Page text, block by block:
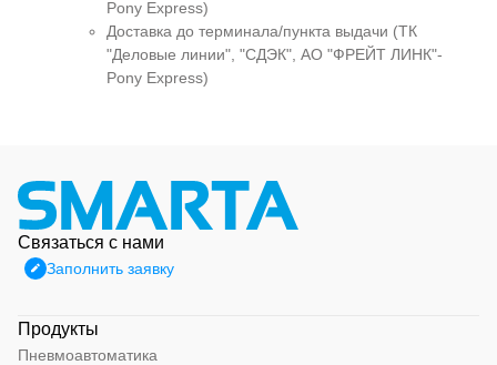
Pony Express)
Доставка до терминала/пункта выдачи (ТК
"Деловые линии", "СДЭК", АО "ФРЕЙТ ЛИНК"-
Pony Express)
Связаться с нами
Заполнить заявку
Продукты
Пневмоавтоматика